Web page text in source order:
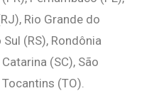
Rio Grande do
(RS), Rondônia
(SC), São
(TO).